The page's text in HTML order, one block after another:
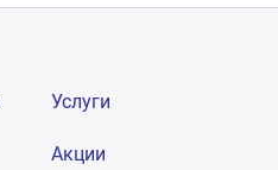
Услуги
Акции